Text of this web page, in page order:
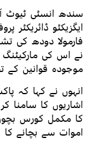
سندھ انسٹی ٹیوٹ
ایگزیکٹو ڈائریکٹر
فارمولا دودھ کی
نے اس کی
موجودہ قوانین کے
انہوں نے کہا کہ
اشاریوں کا سامنا
کا مکمل کورس بچوں
اموات سے بچانے کا